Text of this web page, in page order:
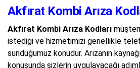
Akfırat Kombi Arıza
Akfırat Kombi Arıza Kodları
istediği ve hizmetimizi genellikle
sunduğumuz konudur. Arızanın
konusunda sizlerin uygulayacağı